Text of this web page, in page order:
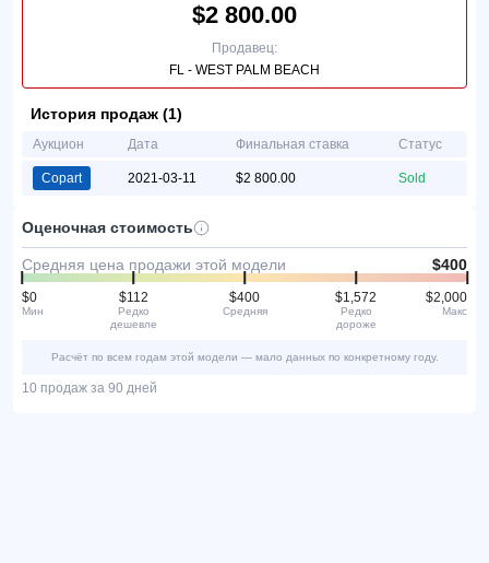
$2 800.00
Продавец:
FL - WEST PALM BEACH
История продаж (1)
Аукцион Дата Финальная ставка Статус
Copart 2021-03-11 $2 800.00 Sold
Оценочная стоимость
Средняя цена продажи этой модели $400
$0
Мин
$112
Редко
дешевле
$400
Средняя
$1,572
Редко
дороже
$2,000
Макс
Расчёт по всем годам этой модели — мало данных по конкретному году.
10 продаж за 90 дней